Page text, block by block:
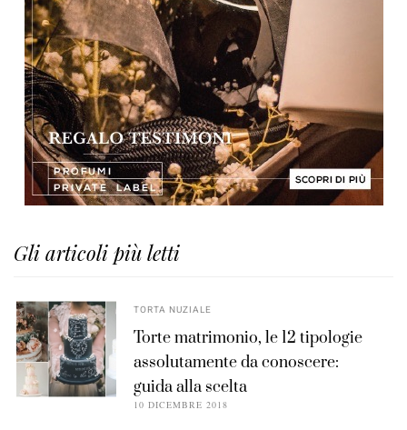
Gli articoli più letti
TORTA NUZIALE
Torte matrimonio, le 12 tipologie
assolutamente da conoscere:
guida alla scelta
10 DICEMBRE 2018